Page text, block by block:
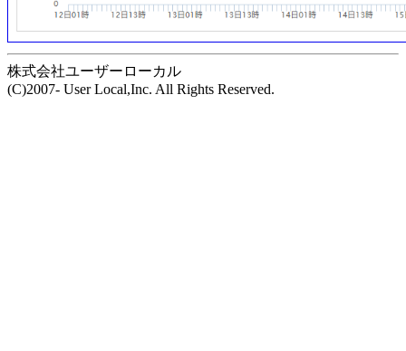
株式会社ユーザーローカル
(C)2007- User Local,Inc. All Rights Reserved.